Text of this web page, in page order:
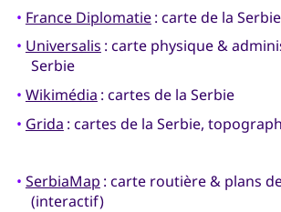
• France Diplomatie: carte de la Serbie
• Universalis : carte physique &
Serbie
• Wikimédia : cartes de la Serbie
• Grida : cartes de la Serbie,
• SerbiaMap : carte routière & plans
(interactif)